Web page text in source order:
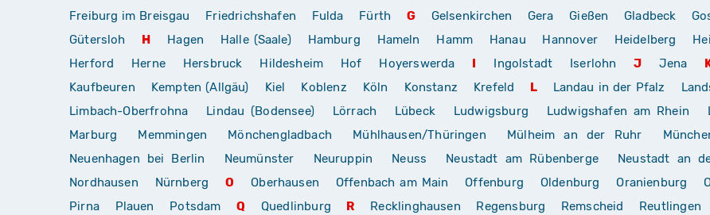
Freiburg im Breisgau
Friedrichshafen Fulda Fürth G Gelsenkirchen Gera Gießen Gladbeck
Gütersloh
H Hagen Halle (Saale) Hamburg Hameln Hamm Hanau Hannover Heidelberg
Herford
Herne Hersbruck Hildesheim Hof Hoyerswerda I Ingolstadt Iserlohn J Jena
Kaufbeuren
Kempten (Allgäu) Kiel Koblenz Köln Konstanz Krefeld L Landau in der Pfalz
Limbach-Oberfrohna
Lindau (Bodensee) Lörrach Lübeck Ludwigsburg Ludwigshafen am Rhein
Marburg
Memmingen Mönchengladbach Mühlhausen/Thüringen Mülheim an der Ruhr
Neuenhagen bei Berlin
Neumünster Neuruppin Neuss Neustadt am Rübenberge Neustadt an
Nordhausen
Nürnberg O Oberhausen Offenbach am Main Offenburg Oldenburg Oranienburg
Pirna
Plauen Potsdam Q Quedlinburg R Recklinghausen Regensburg Remscheid Reutlingen